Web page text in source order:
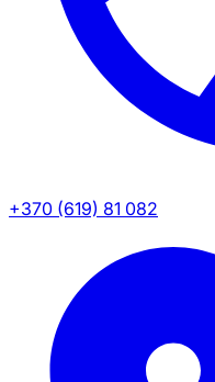
+370 (619) 81 082